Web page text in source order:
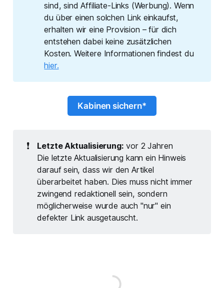
sind, sind Affiliate-Links (Werbung). Wenn
du über einen solchen Link einkaufst,
erhalten wir eine Provision – für dich
entstehen dabei keine zusätzlichen
Kosten. Weitere Informationen findest du
hier.
Kabinen sichern*
❗ Letzte Aktualisierung: vor 2 Jahren
Die letzte Aktualisierung kann ein Hinweis
darauf sein, dass wir den Artikel
überarbeitet haben. Dies muss nicht immer
zwingend redaktionell sein, sondern
möglicherweise wurde auch "nur" ein
defekter Link ausgetauscht.